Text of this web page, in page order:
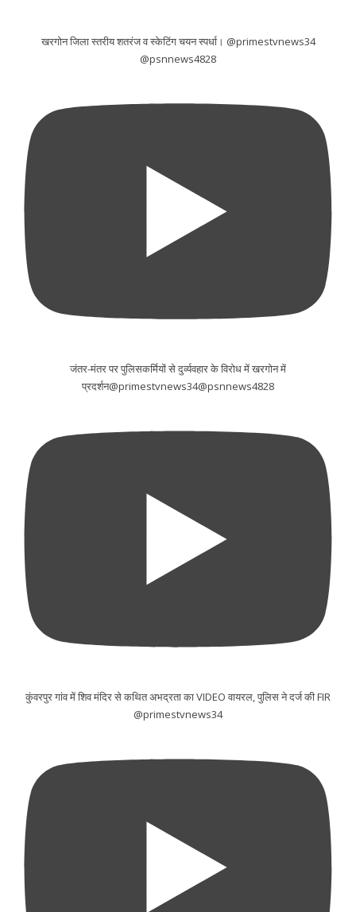
खरगोन जिला स्तरीय शतरंज व स्केटिंग चयन स्पर्धा। @primestvnews34
@psnnews4828
जंतर-मंतर पर पुलिसकर्मियों से दुर्व्यवहार के विरोध में खरगोन में
प्रदर्शन@primestvnews34@psnnews4828
कुंवरपुर गांव में शिव मंदिर से कथित अभद्रता का VIDEO वायरल, पुलिस ने दर्ज की FIR
@primestvnews34